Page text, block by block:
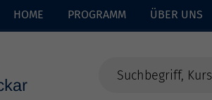
HOME PROGRAMM ÜBER UNS